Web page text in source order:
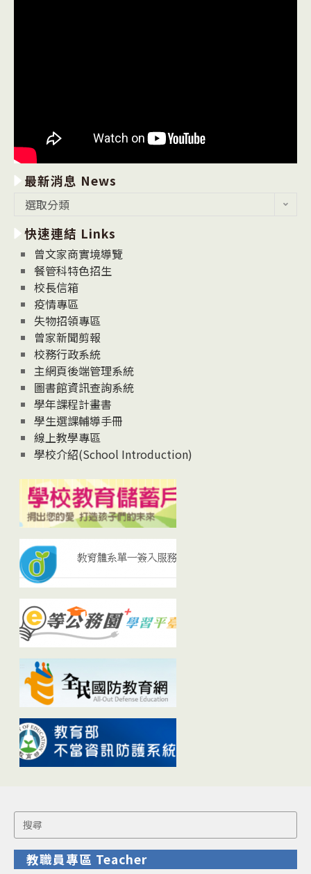
最新消息 News
消
息
News
選取分類
快速連結 Links
曾文家商實境導覽
餐管科特色招生
校長信箱
疫情專區
失物招領專區
曾家新聞剪報
校務行政系統
主網頁後端管理系統
圖書館資訊查詢系統
學年課程計畫書
學生選課輔導手冊
線上教學專區
學校介紹(School Introduction)
Search
for:
教職員專區 Teacher